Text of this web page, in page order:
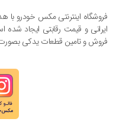
فروشگاه اینترنتی مکس خودرو
فروش و تامین قطعات یدکی